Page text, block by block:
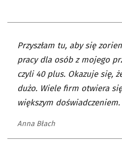
Przyszłam tu, aby się
pracy dla osób z mojego
czyli 40 plus. Okazuje się,
dużo. Wiele firm otwiera
większym doświadczeniem.
Anna Błach